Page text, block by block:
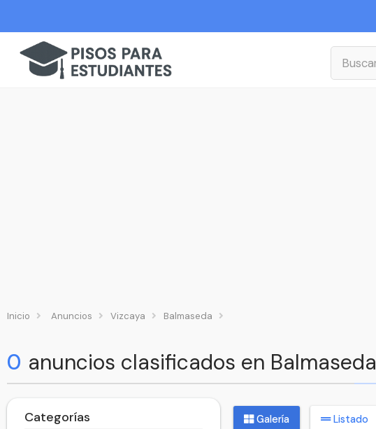
Inicio Anuncios Vizcaya Balmaseda
0 anuncios clasificados en Balmaseda
Categorías Galería Listado